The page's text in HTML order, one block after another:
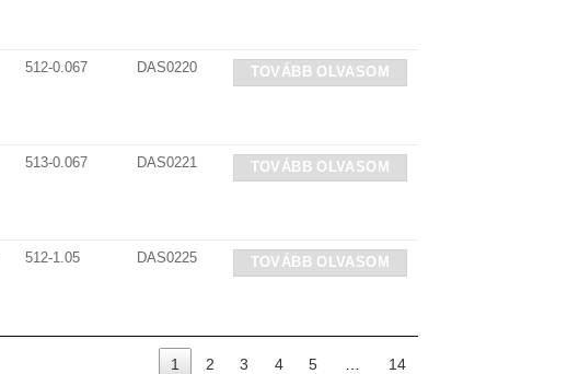
512-0.067 DAS0220 TOVÁBB OLVASOM
513-0.067 DAS0221 TOVÁBB OLVASOM
512-1.05 DAS0225 TOVÁBB OLVASOM
1 2 3 4 5 14